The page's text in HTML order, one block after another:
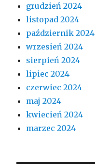
grudzień 2024
listopad 2024
październik 2024
wrzesień 2024
sierpień 2024
lipiec 2024
czerwiec 2024
maj 2024
kwiecień 2024
marzec 2024